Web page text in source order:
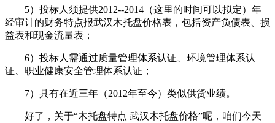
5）投标人须提供2012--2014（这里的时间可以拟定）年
经审计的财务特点报武汉木托盘价格表，包括资产负债表、损
益表和现金流量表；
6）投标人需通过质量管理体系认证、环境管理体系认
证、职业健康安全管理体系认证；
7）具有在近三年（2012年至今）类似供货业绩。
好了，关于“木托盘特点 武汉木托盘价格”呢，咱们今天